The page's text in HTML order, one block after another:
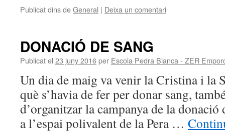
Publicat dins deGeneral | Deixa un comentari
DONACIÓ DE SANG
Publicat el 23 juny 2016per Escola Pedra Blanca - ZER
Un dia de maig va venir la Cristina i la
què s’havia de fer per donar sang,
d’organitzar la campanya de la
a l’espai polivalent de la Pera …